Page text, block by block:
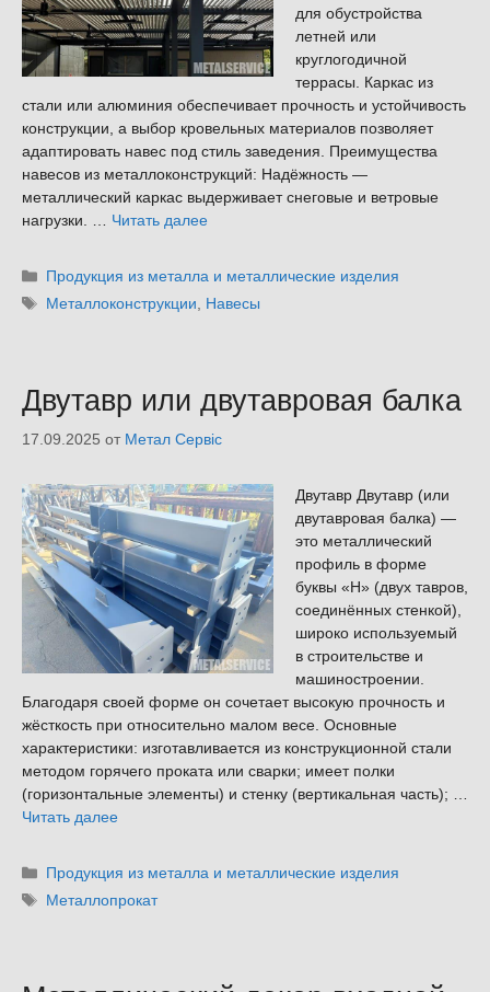
для обустройства
летней или
круглогодичной
террасы. Каркас из
стали или алюминия обеспечивает прочность и устойчивость
конструкции, а выбор кровельных материалов позволяет
адаптировать навес под стиль заведения. Преимущества
навесов из металлоконструкций: Надёжность —
металлический каркас выдерживает снеговые и ветровые
нагрузки. … Читать далее
Рубрики
Продукция из металла и металлические изделия
Метки
Металлоконструкции Навесы
Двутавр или двутавровая балка
17.09.2025 от Метал Сервіс
Двутавр Двутавр (или
двутавровая балка) —
это металлический
профиль в форме
буквы «Н» (двух тавров,
соединённых стенкой),
широко используемый
в строительстве и
машиностроении.
Благодаря своей форме он сочетает высокую прочность и
жёсткость при относительно малом весе. Основные
характеристики: изготавливается из конструкционной стали
методом горячего проката или сварки; имеет полки
(горизонтальные элементы) и стенку (вертикальная часть); …
Читать далее
Рубрики
Продукция из металла и металлические изделия
Метки
Металлопрокат